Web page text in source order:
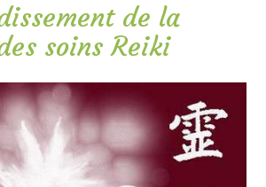
de la
soins Reiki